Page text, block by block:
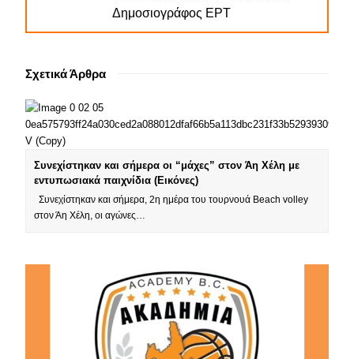
Δημοσιογράφος ΕΡΤ
Σχετικά Άρθρα
Συνεχίστηκαν και σήμερα οι “μάχες” στον Άη Χέλη με
εντυπωσιακά παιχνίδια (Εικόνες)
Συνεχίστηκαν και σήμερα, 2η ημέρα του τουρνουά Beach volley
στον Άη Χέλη, οι αγώνες…